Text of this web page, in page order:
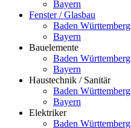
Bayern
Fenster / Glasbau
Baden Württemberg
Bayern
Bauelemente
Baden Württemberg
Bayern
Haustechnik / Sanitär
Baden Württemberg
Bayern
Elektriker
Baden Württemberg